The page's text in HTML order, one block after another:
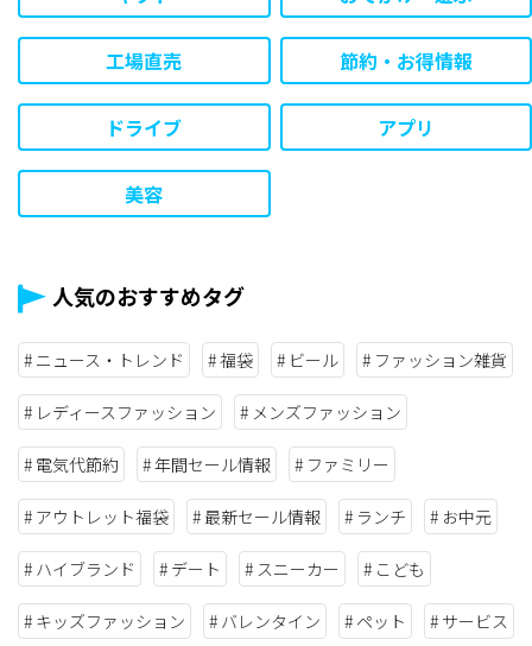
工場直売 節約・お得情報
ドライブ アプリ
美容
人気のおすすめタグ
ニュース・トレンド 福袋 ビール ファッション雑貨
レディースファッション メンズファッション
電気代節約 年間セール情報 ファミリー
アウトレット福袋 最新セール情報 ランチ お中元
ハイブランド デート スニーカー こども
キッズファッション バレンタイン ペット サービス